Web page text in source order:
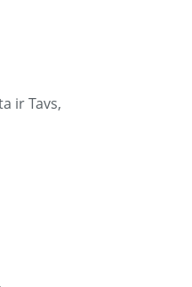
ir Tavs,